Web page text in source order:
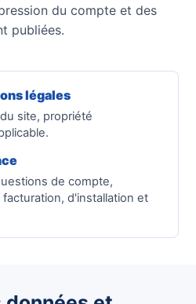
du compte et des
publiées.
légales
site, propriété
de compte,
d'installation et